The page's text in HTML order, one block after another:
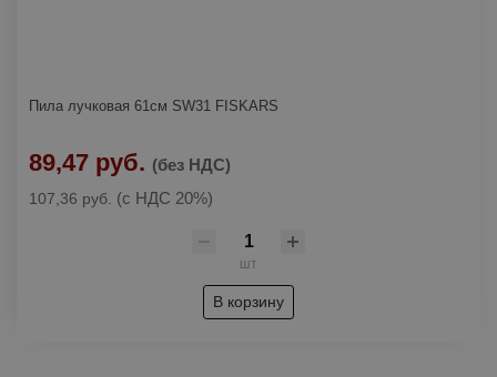
Пила лучковая 61см SW31 FISKARS
89,47 руб. (без НДС)
107,36 руб. (с НДС 20%)
шт
В корзину